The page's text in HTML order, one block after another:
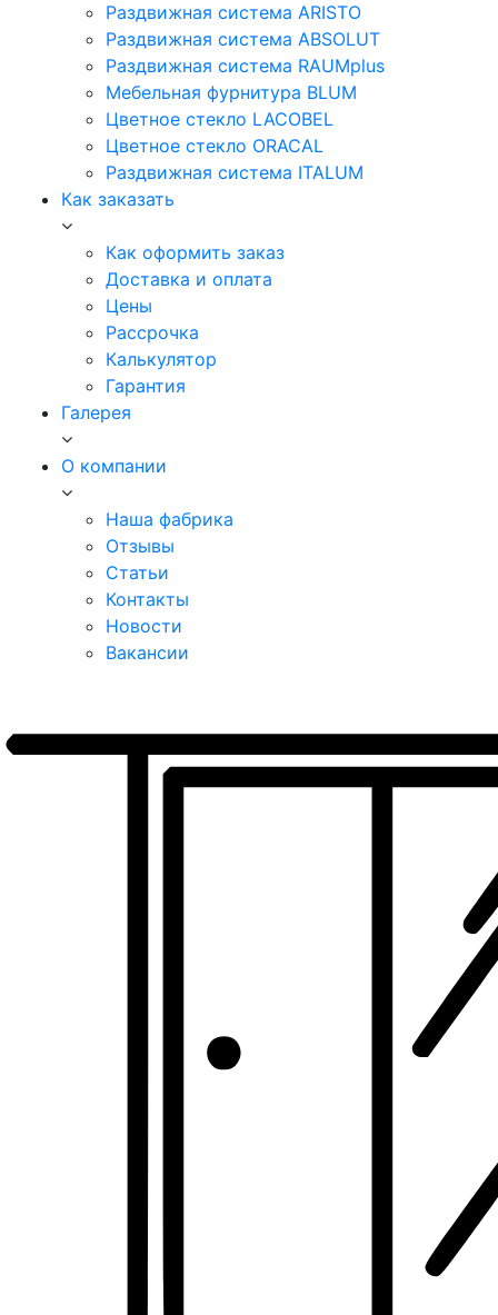
Раздвижная система ARISTO
Раздвижная система ABSOLUT
Раздвижная система RAUMplus
Мебельная фурнитура BLUM
Цветное стекло LACOBEL
Цветное стекло ORACAL
Раздвижная система ITALUM
Как заказать
Как оформить заказ
Доставка и оплата
Цены
Рассрочка
Калькулятор
Гарантия
Галерея
О компании
Наша фабрика
Отзывы
Статьи
Контакты
Новости
Вакансии